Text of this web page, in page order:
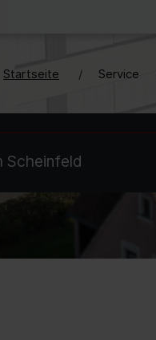
Startseite Service
Scheinfeld